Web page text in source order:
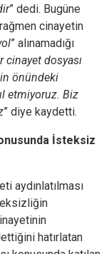
” dedi. Bugüne
cinayetin
” alınamadığı
cinayet dosyası
önündeki
etmiyoruz. Biz
” diye kaydetti.
İsteksiz
aydınlatılması
hatırlatan